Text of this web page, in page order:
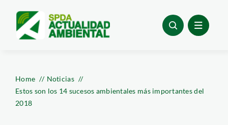
content
Home
Noticias
Estos son los 14 sucesos ambientales más importantes del
2018